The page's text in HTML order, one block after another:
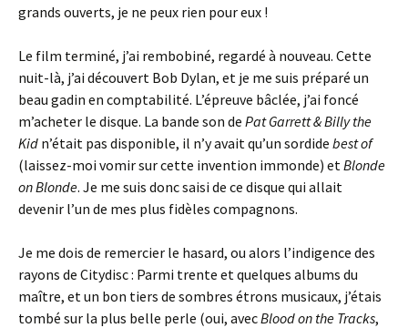
grands ouverts, je ne peux rien pour eux !
Le film terminé, j’ai rembobiné, regardé à nouveau. Cette
nuit-là, j’ai découvert Bob Dylan, et je me suis préparé un
beau gadin en comptabilité. L’épreuve bâclée, j’ai foncé
m’acheter le disque. La bande son de Pat Garrett & Billy the
Kid n’était pas disponible, il n’y avait qu’un sordide best of
(laissez-moi vomir sur cette invention immonde) etBlonde
on Blonde. Je me suis donc saisi de ce disque qui allait
devenir l’un de mes plus fidèles compagnons.
Je me dois de remercier le hasard, ou alors l’indigence des
rayons de Citydisc : Parmi trente et quelques albums du
maître, et un bon tiers de sombres étrons musicaux, j’étais
tombé sur la plus belle perle (oui, avecBlood on the Tracks,